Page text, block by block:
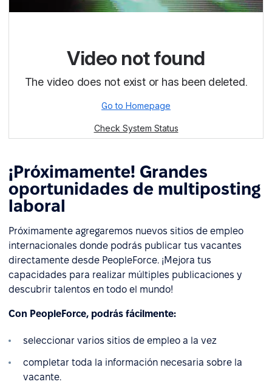
¡Próximamente! Grandes
oportunidades de multiposting
laboral
Próximamente agregaremos nuevos sitios de empleo
internacionales donde podrás publicar tus vacantes
directamente desde PeopleForce. ¡Mejora tus
capacidades para realizar múltiples publicaciones y
descubrir talentos en todo el mundo!
Con PeopleForce, podrás fácilmente:
seleccionar varios sitios de empleo a la vez
completar toda la información necesaria sobre la
vacante.